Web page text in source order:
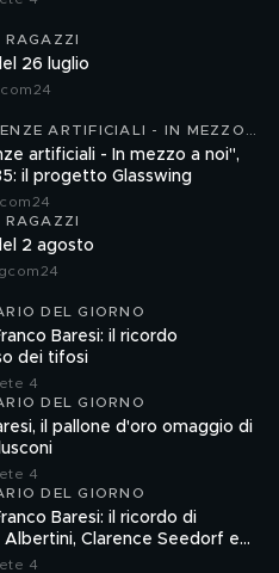
RAGAZZI
26 luglio
ARTIFICIALI - IN MEZZO
artificiali - In mezzo a noi",
il progetto Glasswing
RAGAZZI
2 agosto
DEL GIORNO
Baresi: il ricordo
dei tifosi
4
DEL GIORNO
il pallone d'oro omaggio di
4
DEL GIORNO
Baresi: il ricordo di
Albertini, Clarence Seedorf e
4